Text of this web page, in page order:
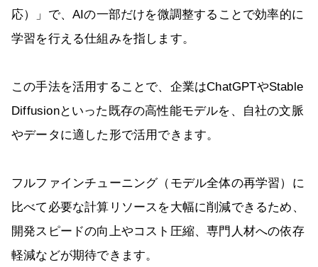
応）」で、AIの一部だけを微調整することで効率的に
学習を行える仕組みを指します。
この手法を活用することで、企業はChatGPTやStable
Diffusionといった既存の高性能モデルを、自社の文脈
やデータに適した形で活用できます。
フルファインチューニング（モデル全体の再学習）に
比べて必要な計算リソースを大幅に削減できるため、
開発スピードの向上やコスト圧縮、専門人材への依存
軽減などが期待できます。